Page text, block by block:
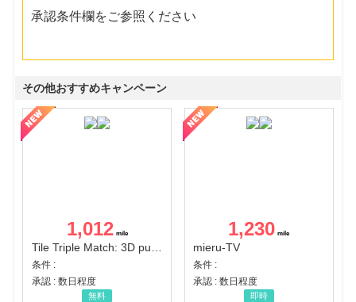
承認条件欄をご参照ください
その他おすすめキャンペーン
1,012
Tile Triple Match: 3D puzzle
条件 :
承認 : 数日程度
無料
1,230
mieru-TV
条件 :
承認 : 数日程度
即時